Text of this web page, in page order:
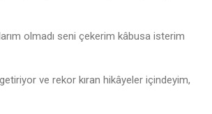
olmadı seni çekerim kâbusa isterim
ve rekor kıran hikâyeler içindeyim,